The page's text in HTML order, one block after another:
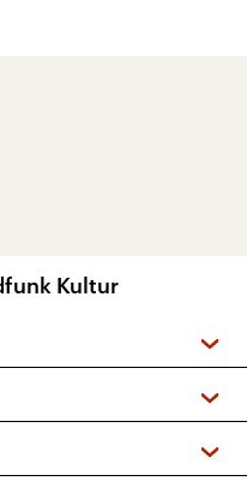
Kultur